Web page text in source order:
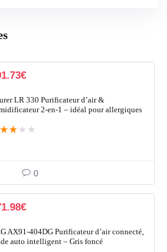
€
LR 330 Purificateur d’air &
2-en-1 – idéal pour allergiques
★★ ★ ★
0
€
AX91-404DG Purificateur d’air connecté,
auto intelligent – Gris foncé